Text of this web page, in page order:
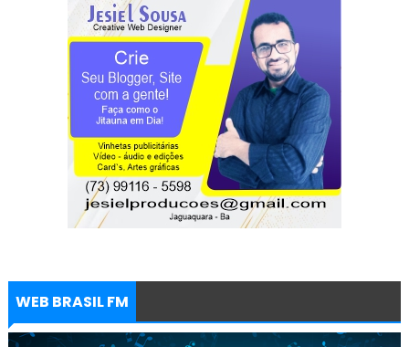
WEB BRASIL FM